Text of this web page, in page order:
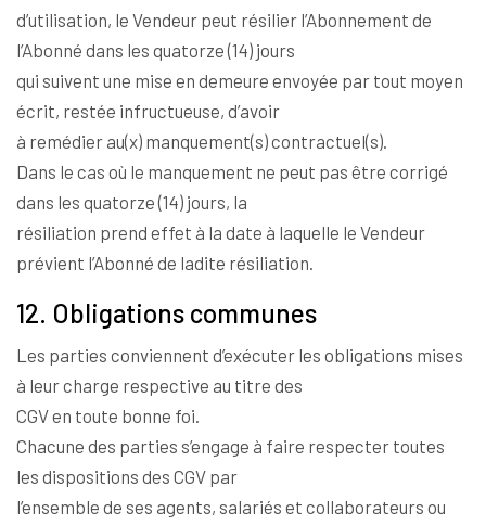
d’utilisation, le Vendeur peut résilier l’Abonnement de
l’Abonné dans les quatorze (14) jours
qui suivent une mise en demeure envoyée par tout moyen
écrit, restée infructueuse, d’avoir
à remédier au(x) manquement(s) contractuel(s).
Dans le cas où le manquement ne peut pas être corrigé
dans les quatorze (14) jours, la
résiliation prend effet à la date à laquelle le Vendeur
prévient l’Abonné de ladite résiliation.
12. Obligations communes
Les parties conviennent d’exécuter les obligations mises
à leur charge respective au titre des
CGV en toute bonne foi.
Chacune des parties s’engage à faire respecter toutes
les dispositions des CGV par
l’ensemble de ses agents, salariés et collaborateurs ou